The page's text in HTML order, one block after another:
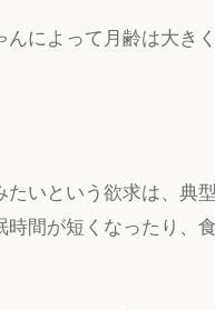
によって月齢は大き
いという欲求は、典
間が短くなったり、